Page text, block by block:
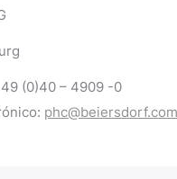
(0)40 – 4909 -0
phc@beiersdorf.com